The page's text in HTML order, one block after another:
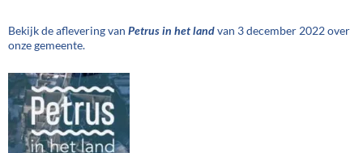
Bekijk de aflevering van Petrus in het landvan 3 december 2022 over
onze gemeente.